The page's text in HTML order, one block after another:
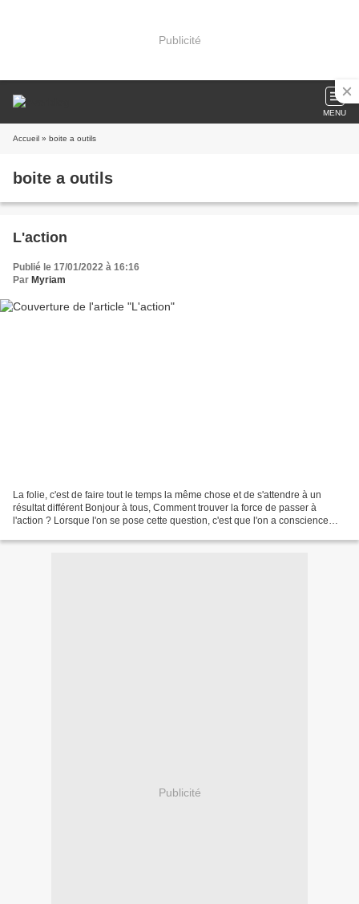
Publicité
MENU
Accueil » boite a outils
boite a outils
L'action
Publié le 17/01/2022 à 16:16
Par Myriam
La folie, c'est de faire tout le temps la même chose et de s'attendre à un
résultat différent Bonjour à tous, Comment trouver la force de passer à
l'action ? Lorsque l'on se pose cette question, c'est que l'on a conscience
Publicité